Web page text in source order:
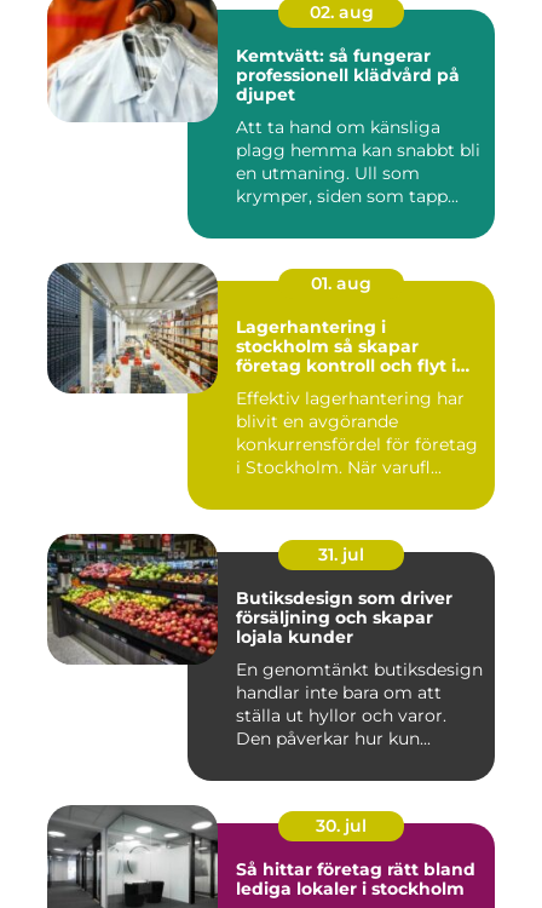
02. aug
Kemtvätt: så fungerar
professionell klädvård på
djupet
Att ta hand om känsliga
plagg hemma kan snabbt bli
en utmaning. Ull som
krymper, siden som tapp...
01. aug
Lagerhantering i
stockholm så skapar
företag kontroll och flyt i
Effektiv lagerhantering har
blivit en avgörande
konkurrensfördel för företag
i Stockholm. När varufl...
31. jul
Butiksdesign som driver
försäljning och skapar
lojala kunder
En genomtänkt butiksdesign
handlar inte bara om att
ställa ut hyllor och varor.
Den påverkar hur kun...
30. jul
Så hittar företag rätt bland
lediga lokaler i stockholm